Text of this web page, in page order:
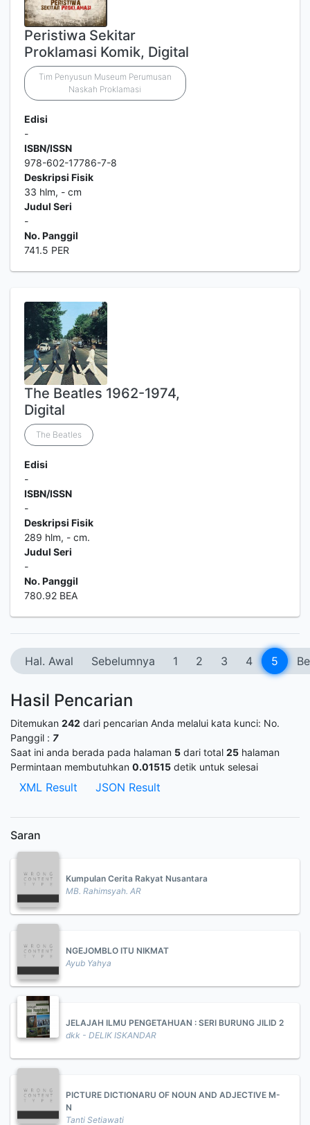
Peristiwa Sekitar
Proklamasi Komik, Digital
Tim Penyusun Museum Perumusan
Naskah Proklamasi
Edisi
-
ISBN/ISSN
978-602-17786-7-8
Deskripsi Fisik
33 hlm, - cm
Judul Seri
-
No. Panggil
741.5 PER
The Beatles 1962-1974,
Digital
The Beatles
Edisi
-
ISBN/ISSN
-
Deskripsi Fisik
289 hlm, - cm.
Judul Seri
-
No. Panggil
780.92 BEA
Hal. Awal Sebelumnya 1 2 3 4 5
Hasil Pencarian
Ditemukan 242 dari pencarian Anda melalui kata kunci: No.
Panggil : 7
Saat ini anda berada pada halaman 5 dari total 25 halaman
Permintaan membutuhkan 0.01515 detik untuk selesai
XML Result JSON Result
Saran
Kumpulan Cerita Rakyat Nusantara
MB. Rahimsyah. AR
NGEJOMBLO ITU NIKMAT
Ayub Yahya
JELAJAH ILMU PENGETAHUAN : SERI BURUNG JILID 2
dkk - DELIK ISKANDAR
PICTURE DICTIONARU OF NOUN AND ADJECTIVE M-
N
Tanti Setiawati